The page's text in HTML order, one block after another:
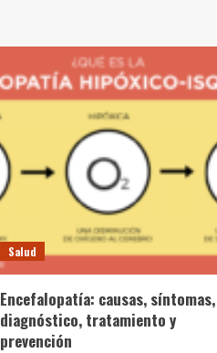
Salud
Encefalopatía: causas, síntomas,
diagnóstico, tratamiento y
prevención